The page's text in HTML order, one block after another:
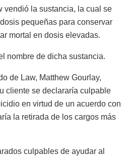
vendió la sustancia, la cual se
pequeñas para conservar
mortal en dosis elevadas.
nombre de dicha sustancia.
de Law, Matthew Gourlay,
cliente se declararía culpable
en virtud de un acuerdo con
la retirada de los cargos más
culpables de ayudar al